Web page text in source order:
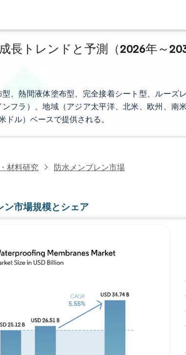
長トレンドと予測（2026年～
、熱間液体塗布型、完全接着シート型、ルーズ
フラ）、地域（アジア太平洋、北米、欧州、南
ル）ベースで提供される。
材料研究 防水メンブレン市場
ン市場規模とシェア
画像 © Mordor Intelligence。再利用にはCC BY